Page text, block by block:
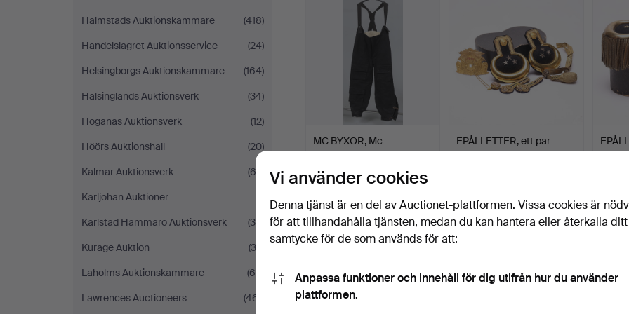
Halmstads Auktionskammare
(418)
Handelslagret Auktionsservice
(24)
Helsingborgs Auktionskammare
(164)
Hälsinglands Auktionsverk
(34)
Höganäs Auktionsverk
(12)
Höörs Auktionshall
(20)
Kalmar Auktionsverk
(63)
Karljohan Auktioner
Karlstad Hammarö Auktionsverk
(35)
Kurage Auktion
(33)
Laholms Auktionskammare
(64)
Lawrences Auctioneers
(461)
MC BYXOR, Mc-
ordonnans, längd ca. 110
cm.
7 bud
90 USD
EPÅLLETTER, ett par
m/1860 med tillbehör.
100 USD
m/
81
Vi använder cookies
Denna tjänst är en del av Auctionet-plattformen. Vissa cookies är
för att tillhandahålla tjänsten, medan du kan hantera eller återkalla ditt
samtycke för de som används för att:
Anpassa funktioner och innehåll för dig utifrån hur du använder
plattformen.